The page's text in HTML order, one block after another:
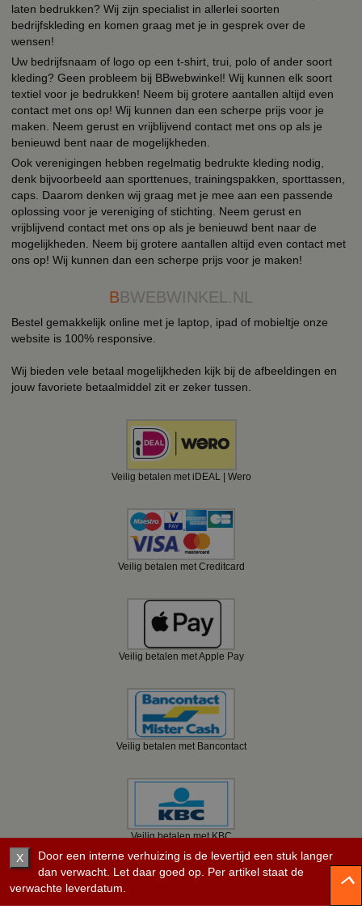
laten bedrukken? Wij zijn specialist in allerlei soorten
bedrijfskleding en komen graag met je in gesprek over de
wensen!
Uw bedrijfsnaam of logo op een t-shirt, trui, polo of ander soort
kleding? Geen probleem bij BBwebwinkel! Wij kunnen elk soort
textiel voor je bedrukken! Neem bij grotere aantallen altijd even
contact met ons op! Wij kunnen dan een scherpe prijs voor je
maken. Neem gerust en vrijblijvend contact met ons op als je
benieuwd bent naar de mogelijkheden.
Ook verenigingen hebben regelmatig bedrukte kleding nodig,
denk bijvoorbeeld aan sporttenues, trainingspakken, sporttassen,
caps. Daarom denken wij graag met je mee aan een passende
oplossing voor je vereniging of stichting. Neem gerust en
vrijblijvend contact met ons op als je benieuwd bent naar de
mogelijkheden. Neem bij grotere aantallen altijd even contact met
ons op! Wij kunnen dan een scherpe prijs voor je maken!
BBWEBWINKEL.NL
Bestel gemakkelijk online met je laptop, ipad of mobieltje onze
website is 100% responsive.
Wij bieden vele betaal mogelijkheden kijk bij de afbeeldingen en
jouw favoriete betaalmiddel zit er zeker tussen.
Veilig betalen met iDEAL | Wero
Veilig betalen met Creditcard
Veilig betalen met Apple Pay
Veilig betalen met Bancontact
Veilig betalen met KBC
X
Door een interne verhuizing is de levertijd een stuk langer
dan verwacht. Let daar goed op. Per artikel staat de
verwachte leverdatum.